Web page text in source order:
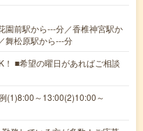
園前駅から---分／香椎神宮駅か
舞松原駅から---分
■希望の曜日があればご相談
(1)8:00～13:00(2)10:00～